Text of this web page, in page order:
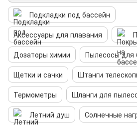
Подкладки под бассейн
Аксессуары для плавания
Дозаторы химии
Пылесосы для
Щетки и сачки
Штанги
Термометры
Шланги для
Летний душ
Солнечные